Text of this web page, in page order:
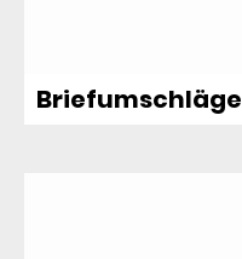
Briefumschläge